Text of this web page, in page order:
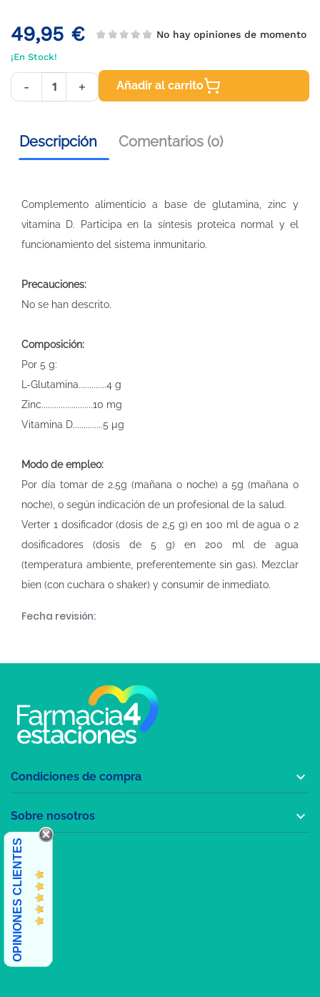
49,95 € No hay opiniones de momento
¡En Stock!
- + Añadir al carrito
Descripción Comentarios (0)
Complemento alimenticio a base de glutamina, zinc y
vitamina D. Participa en la síntesis proteica normal y el
funcionamiento del sistema inmunitario.
Precauciones:
No se han descrito.
Composición:
Por 5 g:
L-Glutamina.............4 g
Zinc........................10 mg
Vitamina D..............5 µg
Modo de empleo:
Por día tomar de 2.5g (mañana o noche) a 5g (mañana o
noche), o según indicación de un profesional de la salud.
Verter 1 dosificador (dosis de 2,5 g) en 100 ml de agua o 2
dosificadores (dosis de 5 g) en 200 ml de agua
(temperatura ambiente, preferentemente sin gas). Mezclar
bien (con cuchara o shaker) y consumir de inmediato.
Fecha revisión:
Condiciones de compra 
Sobre nosotros 
OPINIONES CLIENTES